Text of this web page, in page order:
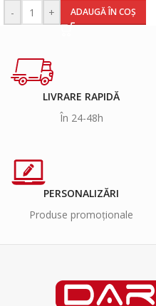
- + ADAUGĂ ÎN COȘ
LIVRARE RAPIDĂ
În 24-48h
PERSONALIZĂRI
Produse promoționale